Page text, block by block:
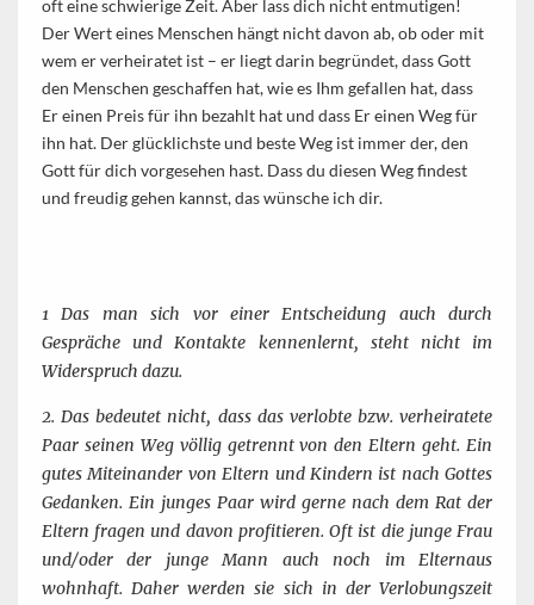
oft eine schwierige Zeit. Aber lass dich nicht entmutigen!
Der Wert eines Menschen hängt nicht davon ab, ob oder mit
wem er verheiratet ist – er liegt darin begründet, dass Gott
den Menschen geschaffen hat, wie es Ihm gefallen hat, dass
Er einen Preis für ihn bezahlt hat und dass Er einen Weg für
ihn hat. Der glücklichste und beste Weg ist immer der, den
Gott für dich vorgesehen hast. Dass du diesen Weg findest
und freudig gehen kannst, das wünsche ich dir.
1 Das man sich vor einer Entscheidung auch durch
Gespräche und Kontakte kennenlernt, steht nicht im
Widerspruch dazu.
2. Das bedeutet nicht, dass das verlobte bzw. verheiratete
Paar seinen Weg völlig getrennt von den Eltern geht. Ein
gutes Miteinander von Eltern und Kindern ist nach Gottes
Gedanken. Ein junges Paar wird gerne nach dem Rat der
Eltern fragen und davon profitieren. Oft ist die junge Frau
und/oder der junge Mann auch noch im Elternaus
wohnhaft. Daher werden sie sich in der Verlobungszeit